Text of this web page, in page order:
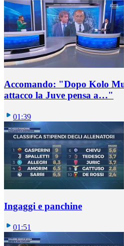
Accomando: "Dopo Kolo
attacco la Juve pensa a…"
01:39
Ingaggi e panchine
01:51